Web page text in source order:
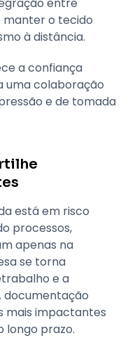
o tecido
à distância.
a confiança
uma colaboração
e de tomada
está em risco
processos,
apenas na
se torna
e a
documentação
mais impactantes
longo prazo.